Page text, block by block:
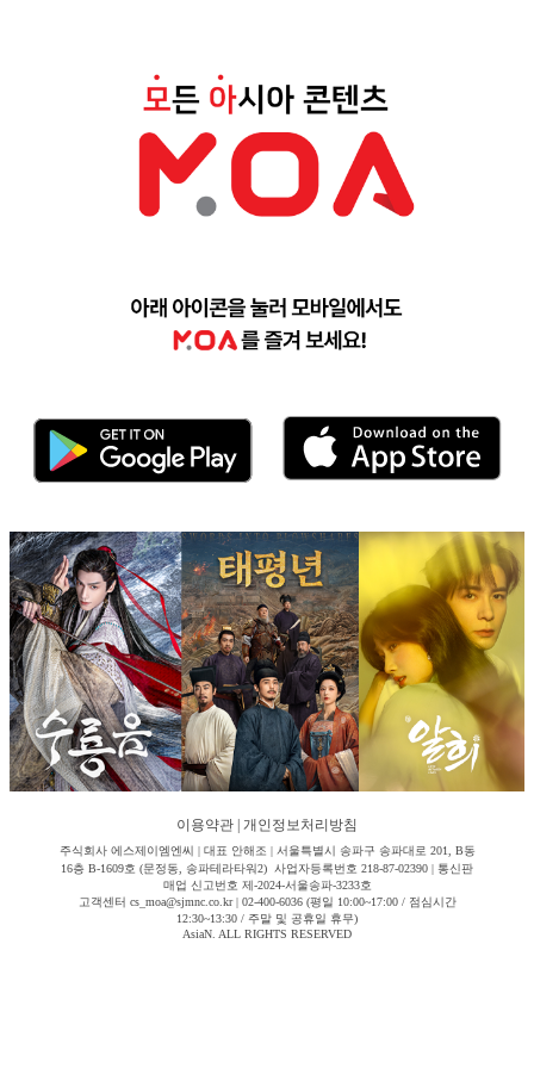
이용약관 개인정보처리방침
주식회사 에스제이엠엔씨 | 대표 안해조 | 서울특별시 송파구 송파대로 201, B동
16층 B-1609호 (문정동, 송파테라타워2) 사업자등록번호 218-87-02390 | 통신판
매업 신고번호 제-2024-서울송파-3233호
고객센터 cs_moa@sjmnc.co.kr | 02-400-6036 (평일 10:00~17:00 / 점심시간
12:30~13:30 / 주말 및 공휴일 휴무)
AsiaN. ALL RIGHTS RESERVED